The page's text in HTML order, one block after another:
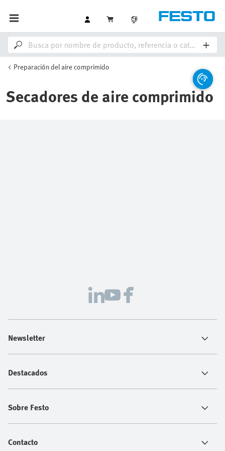
Preparación del aire comprimido
Secadores de aire comprimido
Newsletter
Destacados
Sobre Festo
Contacto